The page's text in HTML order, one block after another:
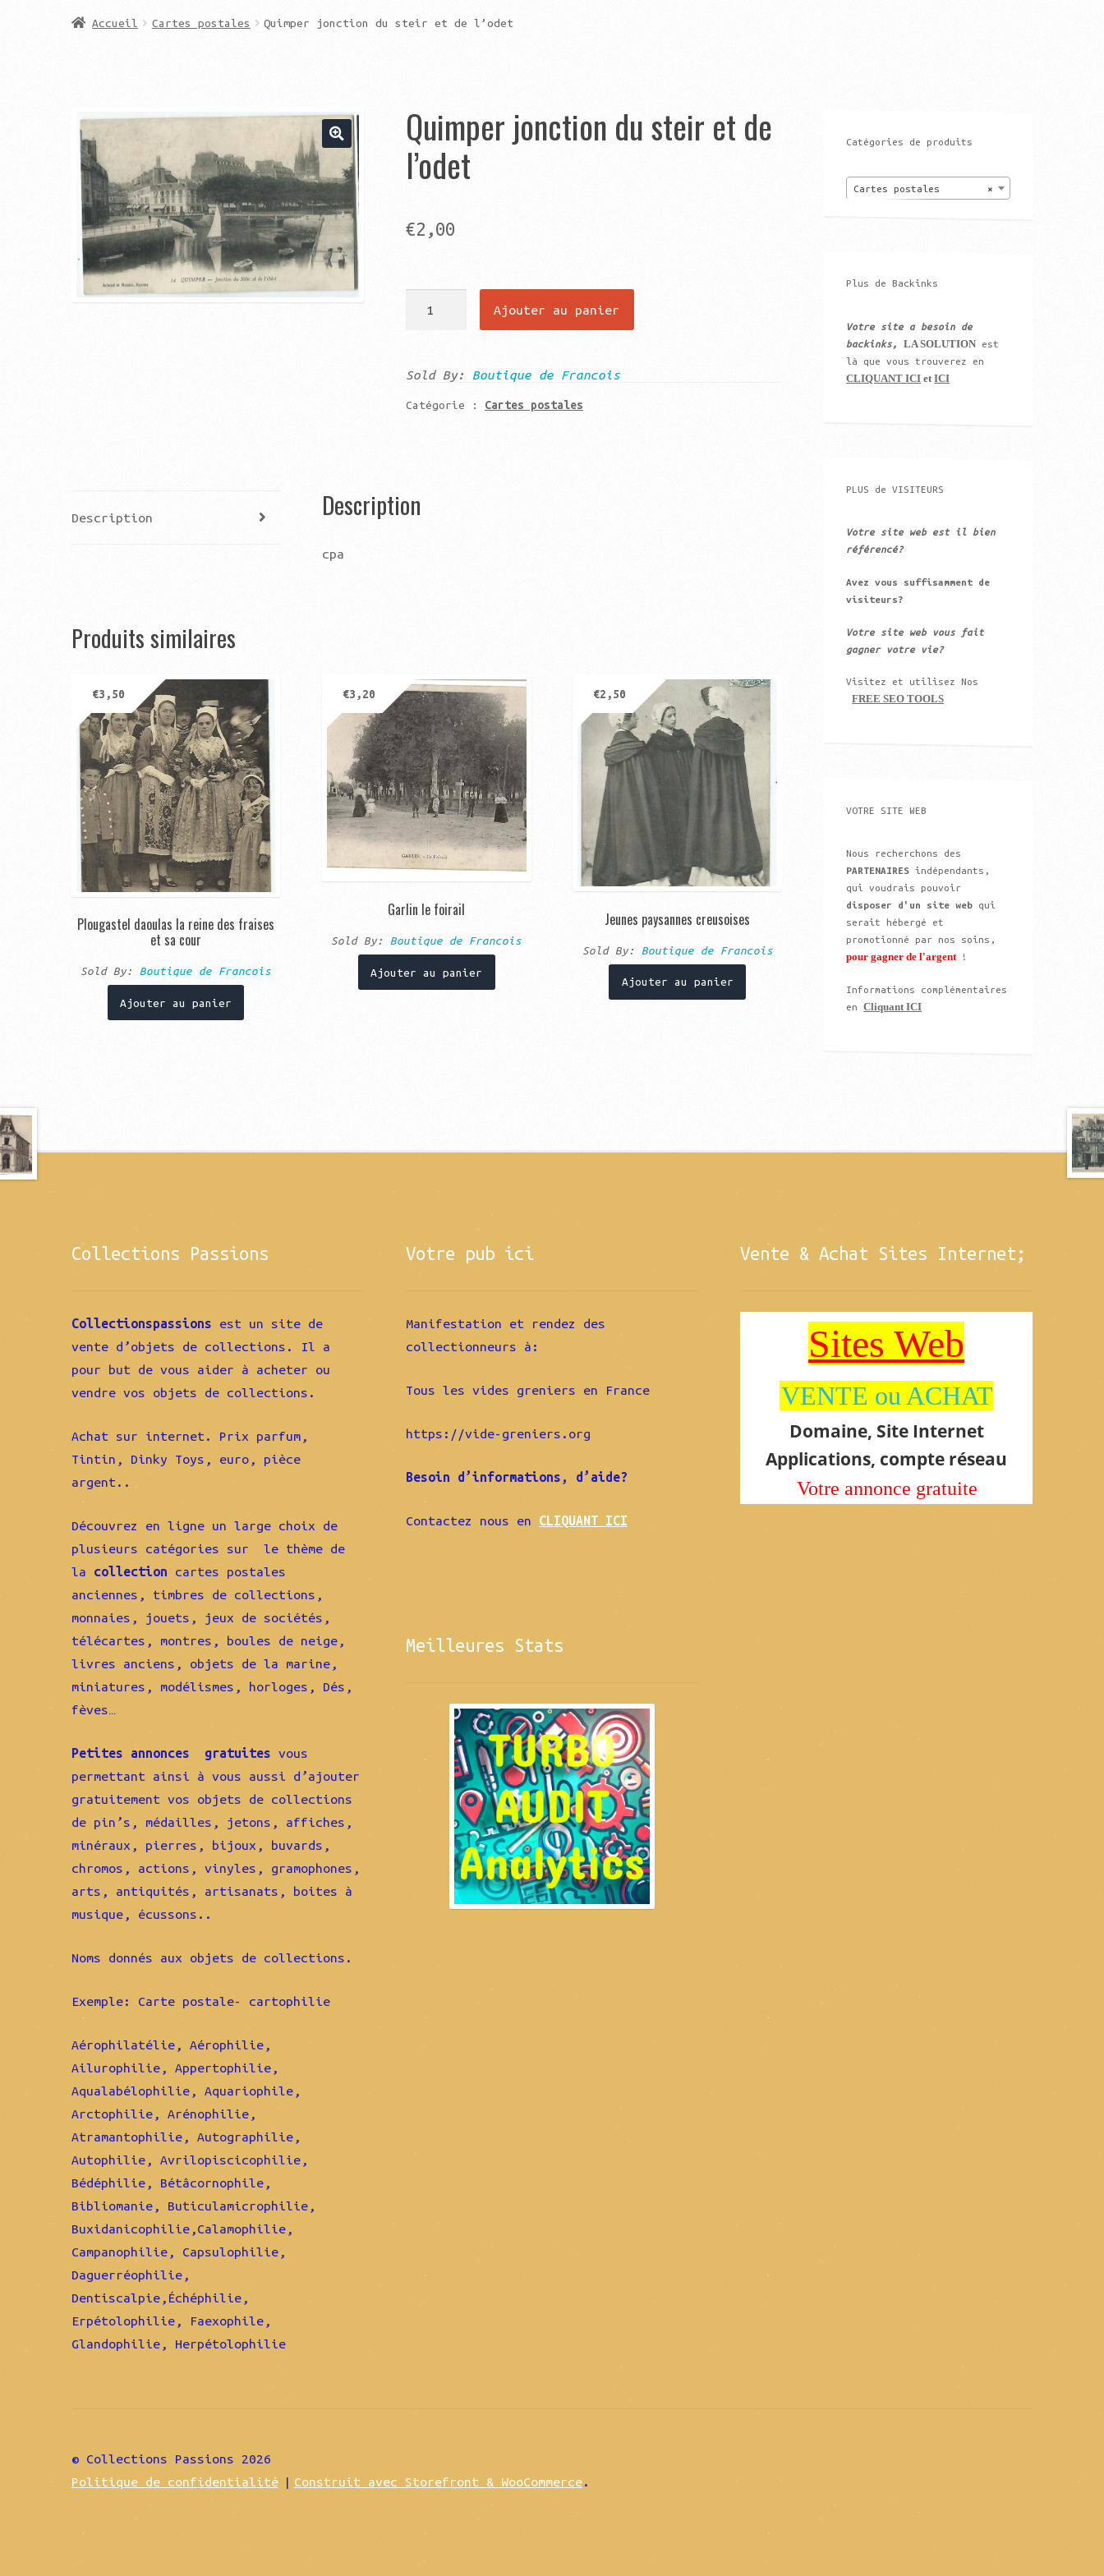
Accueil Cartes postales Quimper jonction du steir et de l’odet
Quimper jonction du steir et de
l’odet
€2,00
jonction
steir
Ajouter au panier
Sold By: Boutique de Francois
Catégorie : Cartes postales
Description Description
cpa
Produits similaires
Plougastel daoulas la reine des fraises
et sa cour
€3,50
Sold By:Boutique de Francois
Ajouter au panier
Garlin le foirail
€3,20
Sold By: Boutique de Francois
Ajouter au panier
Jeunes paysannes creusoises
€2,50
Sold By: Boutique de Francois
Ajouter au panier
Catégories de produits
×
Cartes postales
Plus de Backinks
Votre site a besoin de
backinks,
LA SOLUTION est
là que vous trouverez en
CLIQUANT ICI et ICI
PLUS de VISITEURS
Votre site web est il bien
référencé?
Avez vous suffisamment de
visiteurs?
Votre site web vous fait
gagner votre vie?
Visitez et utilisez Nos
FREE SEO TOOLS
VOTRE SITE WEB
Nous recherchons des
PARTENAIRES indépendants,
qui voudrais pouvoir
disposer d'un site web qui
serait hébergé et
promotionné par nos soins,
pour gagner de l'argent !
Informations complémentaires
enCliquant ICI
Collections Passions
Collectionspassions est un site de
vente d’objets de collections. Il a
pour but de vous aider à acheter ou
vendre vos objets de collections.
Achat sur internet. Prix parfum,
Tintin, Dinky Toys, euro, pièce
argent..
Découvrez en ligne un large choix de
plusieurs catégories sur le thème de
la collection cartes postales
anciennes, timbres de collections,
monnaies, jouets, jeux de sociétés,
télécartes, montres, boules de neige,
livres anciens, objets de la marine,
miniatures, modélismes, horloges, Dés,
fèves…
Petites annonces gratuites vous
permettant ainsi à vous aussi d’ajouter
gratuitement vos objets de collections
de pin’s, médailles, jetons, affiches,
minéraux, pierres, bijoux, buvards,
chromos, actions, vinyles, gramophones,
arts, antiquités, artisanats, boites à
musique, écussons..
Noms donnés aux objets de collections.
Exemple: Carte postale- cartophilie
Aérophilatélie, Aérophilie,
Ailurophilie, Appertophilie,
Aqualabélophilie, Aquariophile,
Arctophilie, Arénophilie,
Atramantophilie, Autographilie,
Autophilie, Avrilopiscicophilie,
Bédéphilie, Bétâcornophile,
Bibliomanie, Buticulamicrophilie,
Buxidanicophilie,Calamophilie,
Campanophilie, Capsulophilie,
Daguerréophilie,
Dentiscalpie,Échéphilie,
Erpétolophilie, Faexophile,
Glandophilie, Herpétolophilie
Votre pub ici
Manifestation et rendez des
collectionneurs à:
Tous les vides greniers en France
https://vide-greniers.org
Besoin d’informations, d’aide?
Contactez nous en CLIQUANT ICI
Meilleures Stats
Vente & Achat Sites Internet;
Sites Web
VENTE ou ACHAT
Domaine, Site Internet
Applications, compte réseau
Votre annonce gratuite
© Collections Passions 2026
Politique de confidentialité
Construit avec Storefront & WooCommerce.